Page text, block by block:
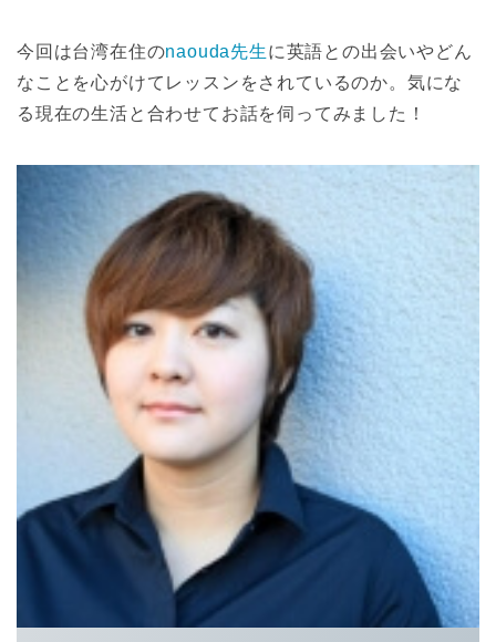
今回は台湾在住のnaouda先生に英語との出会いやどん
なことを心がけてレッスンをされているのか。気にな
る現在の生活と合わせてお話を伺ってみました！